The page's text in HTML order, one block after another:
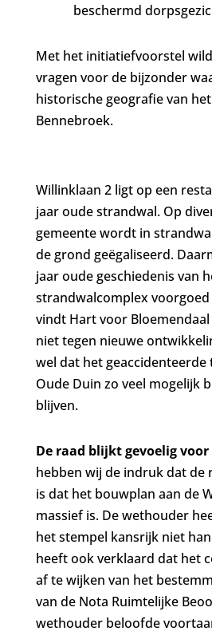
beschermd
Met het initiatiefvoorstel
vragen voor de bijzonder
historische geografie van
Bennebroek.
Willinklaan 2 ligt op een
jaar oude strandwal. Op
gemeente wordt in
de grond geëgaliseerd.
jaar oude geschiedenis van
strandwalcomplex
vindt Hart voor Bloemendaal
niet tegen nieuwe
wel dat het
Oude Duin zo veel mogelijk
blijven.
De raad blijkt gevoelig
hebben wij de indruk dat de
is dat het bouwplan aan de
massief is. De wethouder
het stempel kansrijk niet
heeft ook verklaard dat het
af te wijken van het
van de Nota Ruimtelijke
wethouder beloofde